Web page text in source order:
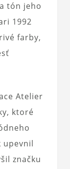
tón jeho
1992
farby,
Atelier
ktoré
upevnil
značku